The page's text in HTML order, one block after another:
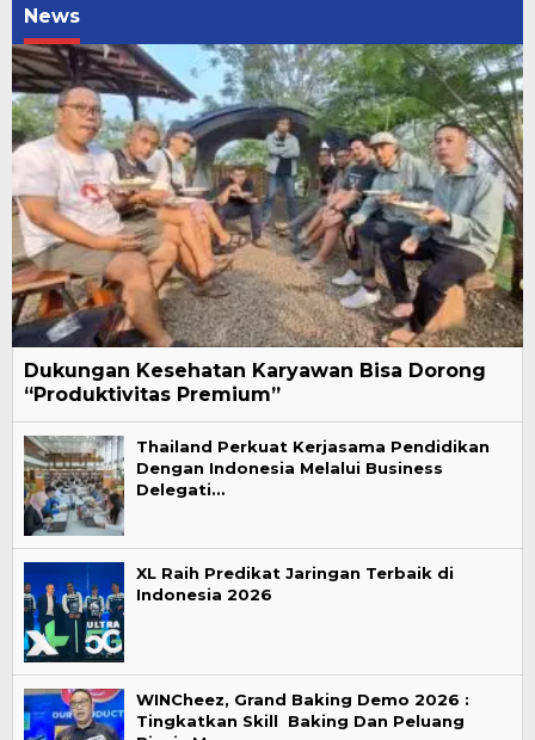
News
Dukungan Kesehatan Karyawan Bisa Dorong
“Produktivitas Premium”
Thailand Perkuat Kerjasama Pendidikan
Dengan Indonesia Melalui Business
Delegati…
XL Raih Predikat Jaringan Terbaik di
Indonesia 2026
WINCheez, Grand Baking Demo 2026 :
Tingkatkan Skill Baking Dan Peluang